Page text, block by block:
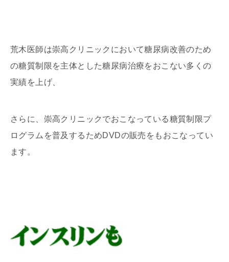
荒木医師は崇高クリニックにおいて糖尿病改善のため
の糖質制限を主体とした糖尿病治療をおこない多くの
実績を上げ、
さらに、崇高クリニックでおこなっている糖質制限プ
ログラムを普及するためDVDの販売をもおこなってい
ます。